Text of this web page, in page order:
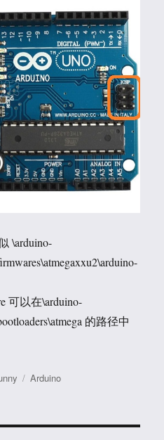
\arduino-
可以在\arduino-
的路径中
标
Arduino